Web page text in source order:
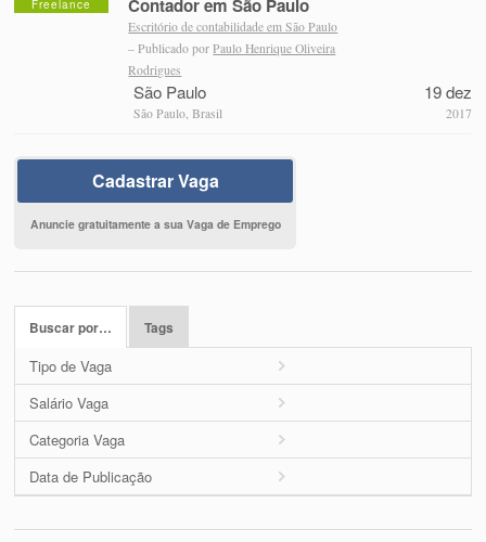
Freelance Contador em São Paulo
Escritório de contabilidade em São Paulo
– Publicado porPaulo Henrique Oliveira
Rodrigues
São Paulo
São Paulo, Brasil
19 dez
2017
Cadastrar Vaga
Anuncie gratuitamente a sua Vaga de Emprego
Buscar por… Tags
Tipo de Vaga
Salário Vaga
Categoria Vaga
Data de Publicação